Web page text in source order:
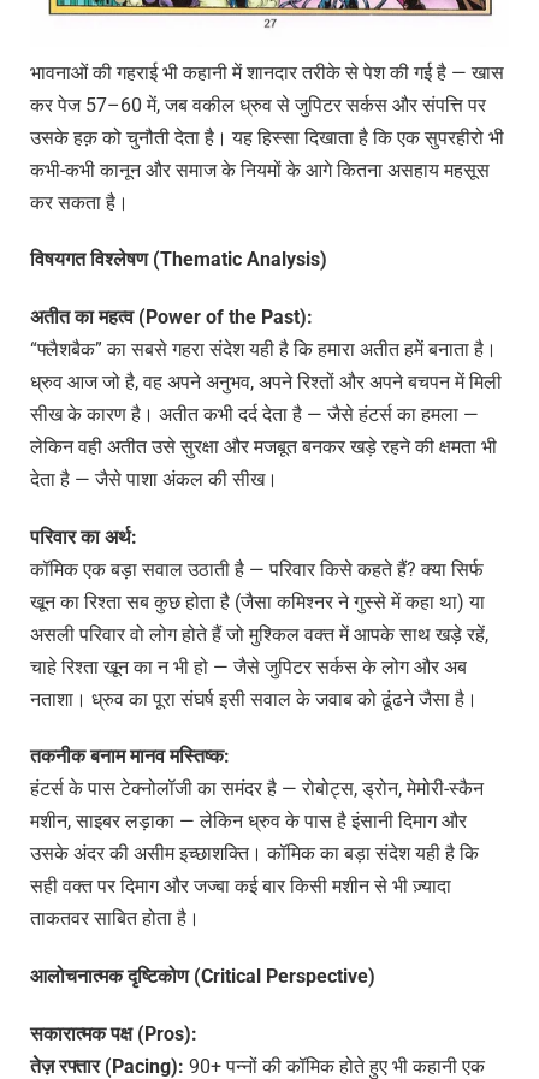
भावनाओं की गहराई भी कहानी में शानदार तरीके से पेश की गई है — खास
कर पेज 57–60 में, जब वकील ध्रुव से जुपिटर सर्कस और संपत्ति पर
उसके हक़ को चुनौती देता है। यह हिस्सा दिखाता है कि एक सुपरहीरो भी
कभी-कभी कानून और समाज के नियमों के आगे कितना असहाय महसूस
कर सकता है।
विषयगत विश्लेषण (Thematic Analysis)
अतीत का महत्व (Power of the Past):
“फ्लैशबैक” का सबसे गहरा संदेश यही है कि हमारा अतीत हमें बनाता है।
ध्रुव आज जो है, वह अपने अनुभव, अपने रिश्तों और अपने बचपन में मिली
सीख के कारण है। अतीत कभी दर्द देता है — जैसे हंटर्स का हमला —
लेकिन वही अतीत उसे सुरक्षा और मजबूत बनकर खड़े रहने की क्षमता भी
देता है — जैसे पाशा अंकल की सीख।
परिवार का अर्थ:
कॉमिक एक बड़ा सवाल उठाती है — परिवार किसे कहते हैं? क्या सिर्फ
खून का रिश्ता सब कुछ होता है (जैसा कमिश्नर ने गुस्से में कहा था) या
असली परिवार वो लोग होते हैं जो मुश्किल वक्त में आपके साथ खड़े रहें,
चाहे रिश्ता खून का न भी हो — जैसे जुपिटर सर्कस के लोग और अब
नताशा। ध्रुव का पूरा संघर्ष इसी सवाल के जवाब को ढूंढने जैसा है।
तकनीक बनाम मानव मस्तिष्क:
हंटर्स के पास टेक्नोलॉजी का समंदर है — रोबोट्स, ड्रोन, मेमोरी-स्कैन
मशीन, साइबर लड़ाका — लेकिन ध्रुव के पास है इंसानी दिमाग और
उसके अंदर की असीम इच्छाशक्ति। कॉमिक का बड़ा संदेश यही है कि
सही वक्त पर दिमाग और जज्बा कई बार किसी मशीन से भी ज़्यादा
ताकतवर साबित होता है।
आलोचनात्मक दृष्टिकोण (Critical Perspective)
सकारात्मक पक्ष (Pros):
तेज़ रफ्तार (Pacing): 90+ पन्नों की कॉमिक होते हुए भी कहानी एक